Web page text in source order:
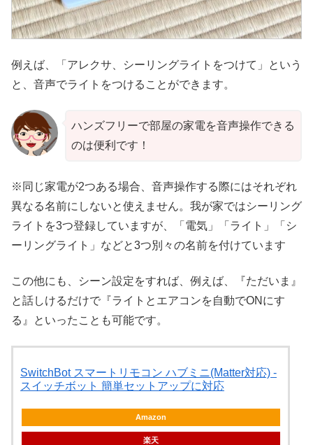
例えば、「アレクサ、シーリングライトをつけて」という
と、音声でライトをつけることができます。
ハンズフリーで部屋の家電を音声操作できる
のは便利です！
※同じ家電が2つある場合、音声操作する際にはそれぞれ
異なる名前にしないと使えません。我が家ではシーリング
ライトを3つ登録していますが、「電気」「ライト」「シ
ーリングライト」などと3つ別々の名前を付けています
この他にも、シーン設定をすれば、例えば、『ただいま』
と話しけるだけで『ライトとエアコンを自動でONにす
る』といったことも可能です。
SwitchBot スマートリモコン ハブミニ(Matter対応) -
スイッチボット 簡単セットアップに対応
Amazon
楽天